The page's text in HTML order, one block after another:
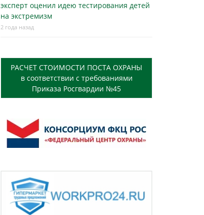
эксперт оценил идею тестирования детей
на экстремизм
2 года назад
РАСЧЕТ СТОИМОСТИ ПОСТА ОХРАНЫ
в соответствии с требованиями
Приказа Росгвардии №45